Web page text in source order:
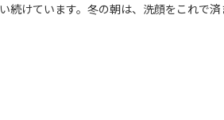
続けています。冬の朝は、洗顔をこれで済